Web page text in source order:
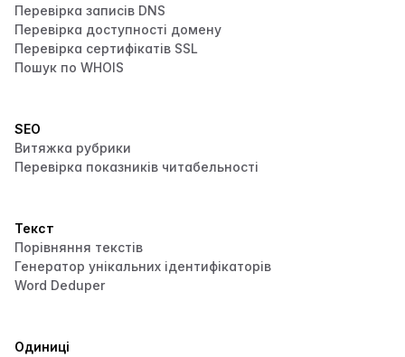
Перевірка записів DNS
Перевірка доступності домену
Перевірка сертифікатів SSL
Пошук по WHOIS
SEO
Витяжка рубрики
Перевірка показників читабельності
Текст
Порівняння текстів
Генератор унікальних ідентифікаторів
Word Deduper
Одиниці